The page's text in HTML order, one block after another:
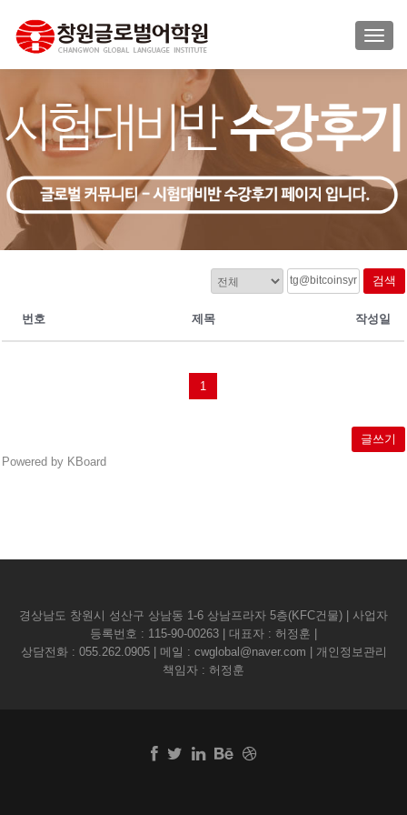
검색
번호 제목 작성일
1
글쓰기
Powered by KBoard
경상남도 창원시 성산구 상남동 1-6 상남프라자 5층(KFC건물) | 사업자
등록번호 : 115-90-00263 | 대표자 : 허정훈 |
상담전화 : 055.262.0905| 메일 : cwglobal@naver.com | 개인정보관리
책임자 : 허정훈